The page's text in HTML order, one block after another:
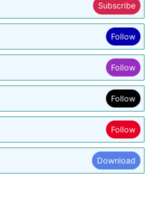
Subscribe
Follow
Follow
Follow
Follow
Download